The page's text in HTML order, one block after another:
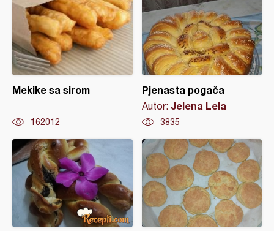
Mekike sa sirom
162012
Pjenasta pogača
Autor: Jelena Lela
3835